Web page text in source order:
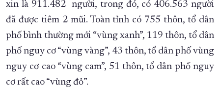
xin là 911.482 người, trong đó, có 406.563 người
đã được tiêm 2 mũi. Toàn tỉnh có 755 thôn, tổ dân
phố bình thường mới “vùng xanh”, 119 thôn, tổ dân
phố nguy cơ “vùng vàng”, 43 thôn, tổ dân phố vùng
nguy cơ cao “vùng cam”, 51 thôn, tổ dân phố nguy
cơ rất cao “vùng đỏ”.